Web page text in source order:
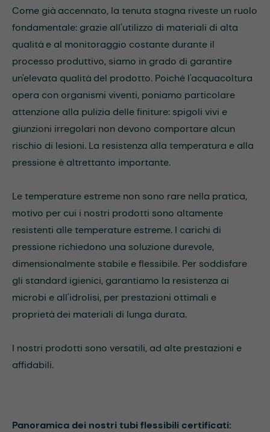
Come già accennato, la tenuta stagna riveste un ruolo
fondamentale: grazie all'utilizzo di materiali di alta
qualità e al monitoraggio costante durante il
processo produttivo, siamo in grado di garantire
un'elevata qualità del prodotto. Poiché l'acquacoltura
opera con organismi viventi, poniamo particolare
attenzione alla pulizia delle finiture: spigoli vivi e
giunzioni irregolari non devono comportare alcun
rischio di lesioni. La resistenza alla temperatura e alla
pressione è altrettanto importante.
Le temperature estreme non sono rare nella pratica,
motivo per cui i nostri prodotti sono altamente
resistenti alle temperature estreme. I carichi di
pressione richiedono una soluzione durevole,
dimensionalmente stabile e flessibile. Per soddisfare
gli standard igienici, garantiamo la resistenza ai
microbi e all'idrolisi, per prestazioni ottimali e
proprietà dei materiali di lunga durata.
I nostri prodotti sono versatili, ad alte prestazioni e
affidabili.
Panoramica dei nostri tubi flessibili certificati: